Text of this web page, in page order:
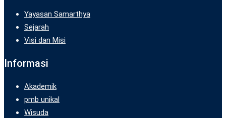
Yayasan Samarthya
Sejarah
Visi dan Misi
Informasi
Akademik
pmb unikal
Wisuda